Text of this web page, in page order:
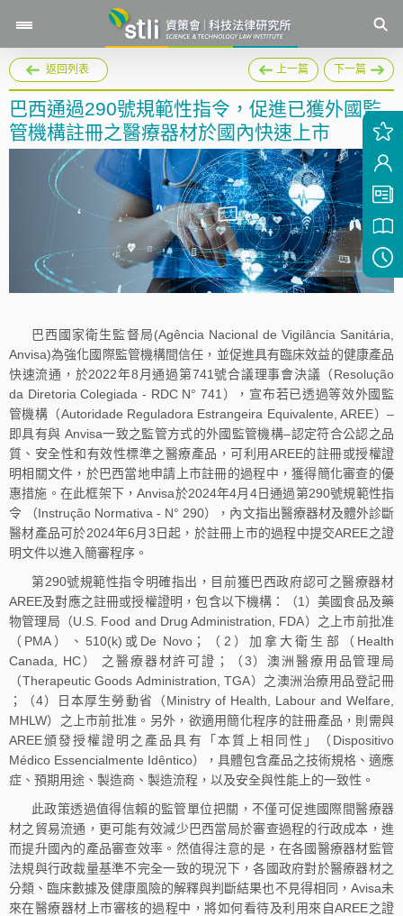
返回列表 上一篇 下一篇
巴西通過290號規範性指令，促進已獲外國監
管機構註冊之醫療器材於國內快速上市
巴西國家衛生監督局(Agência Nacional de Vigilância Sanitária,
Anvisa)為強化國際監管機構間信任，並促進具有臨床效益的健康產品
快速流通，於2022年8月通過第741號合議理事會決議（Resolução
da Diretoria Colegiada - RDC N° 741），宣布若已透過等效外國監
管機構（Autoridade Reguladora Estrangeira Equivalente, AREE）–
即具有與 Anvisa一致之監管方式的外國監管機構–認定符合公認之品
質、安全性和有效性標準之醫療產品，可利用AREE的註冊或授權證
明相關文件，於巴西當地申請上市註冊的過程中，獲得簡化審查的優
惠措施。在此框架下，Anvisa於2024年4月4日通過第290號規範性指
令 （Instrução Normativa - N° 290），內文指出醫療器材及體外診斷
醫材產品可於2024年6月3日起，於註冊上市的過程中提交AREE之證
明文件以進入簡審程序。
第290號規範性指令明確指出，目前獲巴西政府認可之醫療器材
AREE及對應之註冊或授權證明，包含以下機構：（1）美國食品及藥
物管理局（U.S. Food and Drug Administration, FDA）之上市前批准
（PMA）、510(k)或De Novo；（2）加拿大衛生部（Health
Canada, HC） 之醫療器材許可證；（3）澳洲醫療用品管理局
（Therapeutic Goods Administration, TGA）之澳洲治療用品登記冊
；（4）日本厚生勞動省（Ministry of Health, Labour and Welfare,
MHLW）之上市前批准。另外，欲適用簡化程序的註冊產品，則需與
AREE頒發授權證明之產品具有「本質上相同性」（Dispositivo
Médico Essencialmente Idêntico），具體包含產品之技術規格、適應
症、預期用途、製造商、製造流程，以及安全與性能上的一致性。
此政策透過值得信賴的監管單位把關，不僅可促進國際間醫療器
材之貿易流通，更可能有效減少巴西當局於審查過程的行政成本，進
而提升國內的產品審查效率。然值得注意的是，在各國醫療器材監管
法規與行政裁量基準不完全一致的現況下，各國政府對於醫療器材之
分類、臨床數據及健康風險的解釋與判斷結果也不見得相同，Avisa未
來在醫療器材上市審核的過程中，將如何看待及利用來自AREE之證